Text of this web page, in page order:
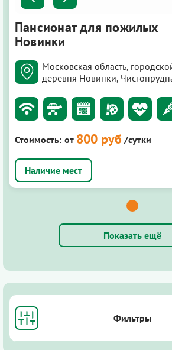
Пансионат для пожилых
Новинки
Московская область,
деревня Новинки,
Стоимость: от 800 руб /сутки
Показать ещё
Фильтры